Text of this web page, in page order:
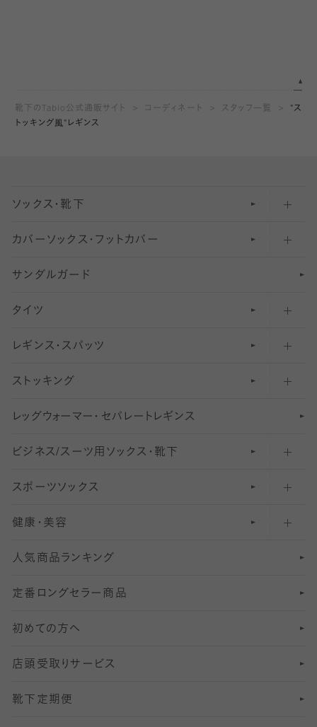
靴下のTabio公式通販サイト コーディネート スタッフ一覧
"ス
トッキング風"レギンス
ソックス・靴下
五本指ソックス・靴下
足袋ソックス・靴下
無地・プレーンソックス・靴下
柄ソックス・靴下
スニーカー（くるぶし）用ソックス
アンクル・ショートソックス（くるぶし上）
クルーソックス（ふくらはぎ下）
ハイソックス
オーバーニー・ニーハイソックス
カバーソックス・フットカバー
フットカバー・カバーソックス（深め）
フットカバー・カバーソックス（ふつう）
フットカバー・カバーソックス（浅め）
サンダルガード
タイツ
30デニール以下のタイツ（薄手タイツ）
31〜40デニールタイツ
41〜60デニールタイツ
61〜80デニールタイツ
81 〜110デニールタイツ
111〜210デニールタイツ
211デニールタイツ以上（防寒・厚手タイツ）
レギンス・スパッツ
柄レギンス
無地レギンス
レギンスパンツ（レギパン）
マタニティレギンス
5 分丈
6 分丈レギンス
7 分丈 レギンス
8分丈 レギンス
10分丈 レギンス
12分丈レギンス
ストッキング
伝線しにくいストッキング
ショートストッキング
結婚式用ストッキング
美脚ストッキング
オールスルーストッキング
レッ グ ウォー マー ・ セパレー ト レ ギンス
ビジネス/スーツ用 ソックス・靴下
匠シリーズ
フレッシャーズ向けソックス・靴下
冠婚葬祭向けソックス・靴下
スーツカジュアルソックス・靴下
ロングホーズ
スポーツソックス
ランニングソックス・靴下
ゴルフソックス・靴下
サッカー・フットサル用ソックス
ヨガソックス・靴下
スポーツ用レッグウォーマー
SS サイズ（21～23cm）
健康・美容
インナーソックス
加圧・着圧ソックス
冷えとり靴下
着圧・加圧タイツ
むくみ対策
人気商品ランキング
定番ロングセラー商品
初めての方へ
店頭受取りサービス
靴下定期便